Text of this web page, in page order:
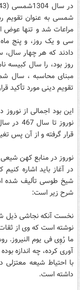
شمسى به عنوان تقويم
مراعات شد و تنها عوض
سى و يک روز، و پنج ماه
دادند که هر چهار
روز بود، را سال کبيسه
مبناى محاسبه ، سال
تقويم دينى مورد تأکيد
اين بود اجمالى از
نوروز
قرار گرفته و از آن پس
نوروز در منابع کهن شيعى
در آغاز بايد اشاره
شيخ طوسى تأليف شده
شرح زير است:
نخست آنکه نجاشى ذيل
نوشته است که وى از
ما رُوِى فى يوم
آورى کرده، چه اندازه
با احتياط شيعه معتزلى
داشته است.